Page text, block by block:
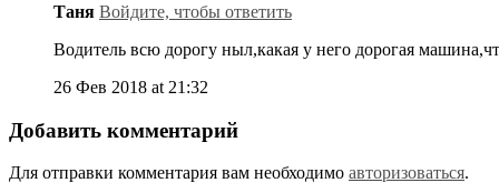
Таня Войдите, чтобы ответить
Водитель всю дорогу ныл,какая у него дорогая
26 Фев 2018 at 21:32
Добавить комментарий
Для отправки комментария вам необходимо авторизоваться.